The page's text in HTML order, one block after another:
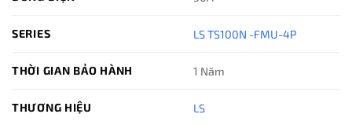
SERIES LS TS100N -FMU-4P
THỜI GIAN BẢO HÀNH 1 Năm
THƯƠNG HIỆU LS